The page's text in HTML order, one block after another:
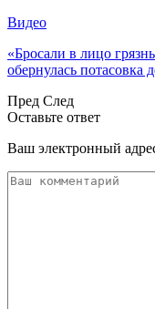
Видео
«Бросали в лицо
обернулась потасовка
Пред След
Оставьте ответ
Ваш электронный